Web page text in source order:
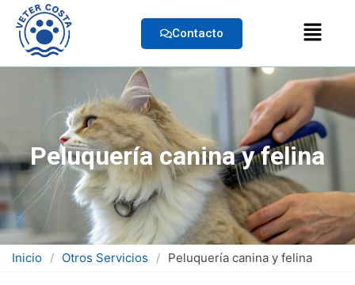
Contacto
Peluquería canina y felina
Inicio / Otros Servicios / Peluquería canina y felina